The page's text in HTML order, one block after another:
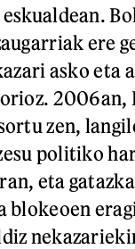
ere
asko eta
2006an,
zen,
politiko
eta
blokeoen